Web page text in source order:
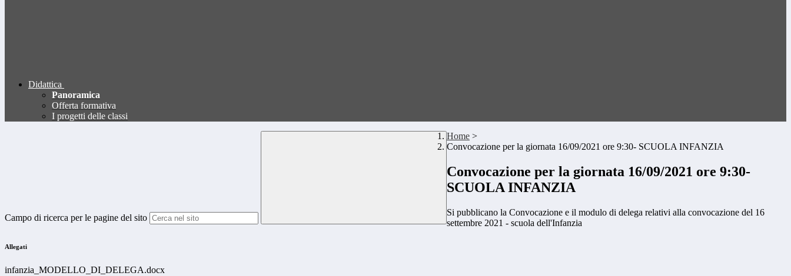
Didattica
Panoramica
Offerta formativa
I progetti delle classi
Campo di ricerca per le pagine del sito
Home >
Convocazione per la giornata 16/09/2021 ore 9:30- SCUOLA INFANZIA
Convocazione per la giornata 16/09/2021 ore 9:30-
SCUOLA INFANZIA
Si pubblicano la Convocazione e il modulo di delega relativi alla convocazione del 16
settembre 2021 - scuola dell'Infanzia
Allegati
infanzia_MODELLO_DI_DELEGA.docx